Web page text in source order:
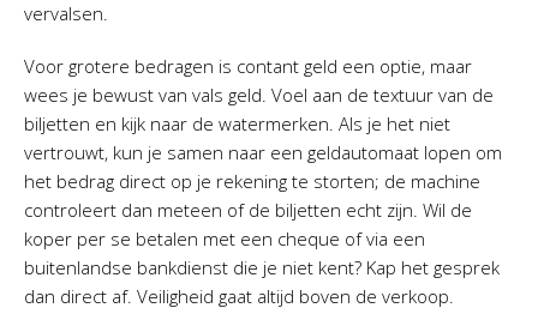
vervalsen.
Voor grotere bedragen is contant geld een optie, maar
wees je bewust van vals geld. Voel aan de textuur van de
biljetten en kijk naar de watermerken. Als je het niet
vertrouwt, kun je samen naar een geldautomaat lopen om
het bedrag direct op je rekening te storten; de machine
controleert dan meteen of de biljetten echt zijn. Wil de
koper per se betalen met een cheque of via een
buitenlandse bankdienst die je niet kent? Kap het gesprek
dan direct af. Veiligheid gaat altijd boven de verkoop.